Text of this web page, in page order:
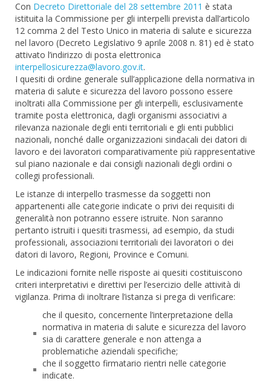
Con Decreto Direttoriale del 28 settembre 2011 è stata
istituita la Commissione per gli interpelli prevista dall’articolo
12 comma 2 del Testo Unico in materia di salute e sicurezza
nel lavoro (Decreto Legislativo 9 aprile 2008 n. 81) ed è stato
attivato l’indirizzo di posta elettronica
interpellosicurezza@lavoro.gov.it.
I quesiti di ordine generale sull’applicazione della normativa in
materia di salute e sicurezza del lavoro possono essere
inoltrati alla Commissione per gli interpelli, esclusivamente
tramite posta elettronica, dagli organismi associativi a
rilevanza nazionale degli enti territoriali e gli enti pubblici
nazionali, nonché dalle organizzazioni sindacali dei datori di
lavoro e dei lavoratori comparativamente più rappresentative
sul piano nazionale e dai consigli nazionali degli ordini o
collegi professionali.
Le istanze di interpello trasmesse da soggetti non
appartenenti alle categorie indicate o privi dei requisiti di
generalità non potranno essere istruite. Non saranno
pertanto istruiti i quesiti trasmessi, ad esempio, da studi
professionali, associazioni territoriali dei lavoratori o dei
datori di lavoro, Regioni, Province e Comuni.
Le indicazioni fornite nelle risposte ai quesiti costituiscono
criteri interpretativi e direttivi per l’esercizio delle attività di
vigilanza. Prima di inoltrare l’istanza si prega di verificare:
che il quesito, concernente l’interpretazione della
normativa in materia di salute e sicurezza del lavoro
sia di carattere generale e non attenga a
problematiche aziendali specifiche;
che il soggetto firmatario rientri nelle categorie
indicate.